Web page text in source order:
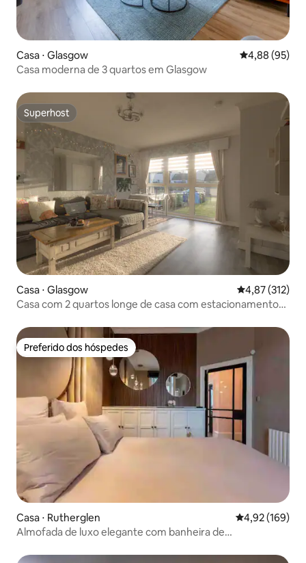
Casa ⋅ Glasgow 4,88 de uma
4,88 (95)
Casa moderna de 3 quartos em Glasgow
Superhost
Superhost
Casa ⋅ Glasgow 4,87 de uma
4,87 (312)
Casa com 2 quartos longe de casa com estacionamento
Preferido dos hóspedes
Preferido dos hóspedes
Casa ⋅ Rutherglen 4,92 de uma
4,92 (169)
Almofada de luxo elegante com banheira de